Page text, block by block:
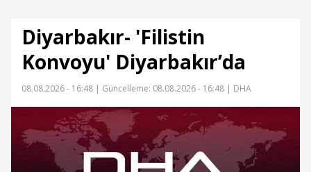
Diyarbakır- 'Filistin
Konvoyu' Diyarbakır’da
08.08.2026 - 16:48 | Güncelleme: 08.08.2026 - 16:48 | DHA